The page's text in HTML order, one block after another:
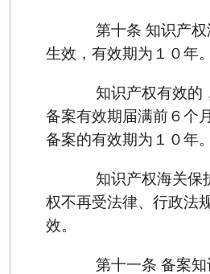
第十条 知识产权
生效，有效期为１０年。
知识产权有效的，
备案有效期届满前６个
备案的有效期为１０年。
知识产权海关保护
权不再受法律、行政法
效。
第十一条 备案知